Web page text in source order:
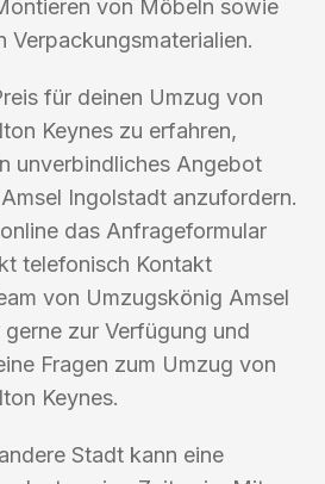
von Möbeln sowie
Verpackungsmaterialien.
für deinen Umzug von
Keynes zu erfahren,
unverbindliches Angebot
Ingolstadt anzufordern.
das Anfrageformular
telefonisch Kontakt
von Umzugskönig Amsel
zur Verfügung und
Fragen zum Umzug von
Keynes.
Stadt kann eine